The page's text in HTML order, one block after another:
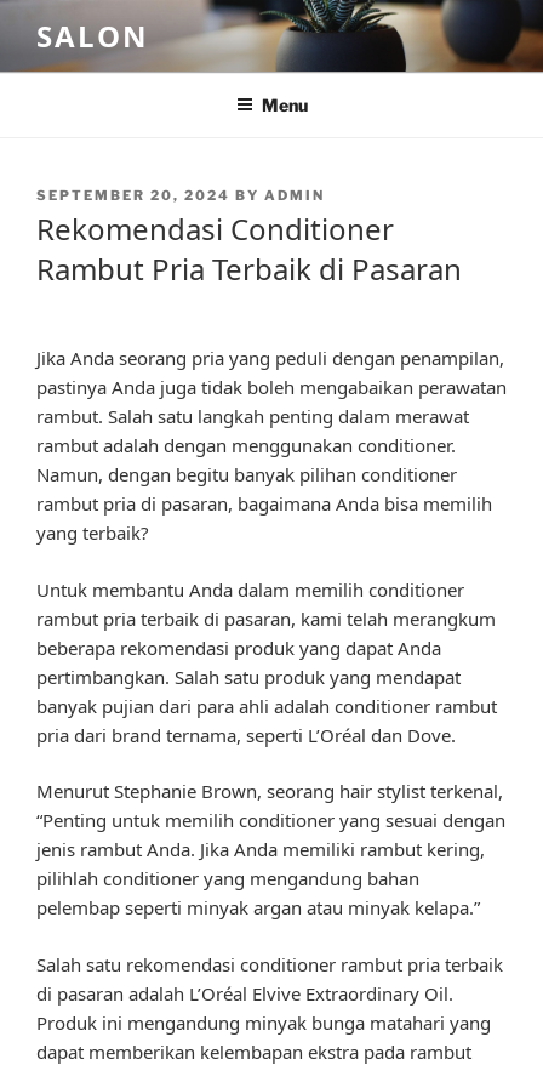
content
SALON
Menu
POSTED
SEPTEMBER 20, 2024 BY ADMIN
Rekomendasi Conditioner
Rambut Pria Terbaik di Pasaran
Jika Anda seorang pria yang peduli dengan penampilan,
pastinya Anda juga tidak boleh mengabaikan perawatan
rambut. Salah satu langkah penting dalam merawat
rambut adalah dengan menggunakan conditioner.
Namun, dengan begitu banyak pilihan conditioner
rambut pria di pasaran, bagaimana Anda bisa memilih
yang terbaik?
Untuk membantu Anda dalam memilih conditioner
rambut pria terbaik di pasaran, kami telah merangkum
beberapa rekomendasi produk yang dapat Anda
pertimbangkan. Salah satu produk yang mendapat
banyak pujian dari para ahli adalah conditioner rambut
pria dari brand ternama, seperti L’Oréal dan Dove.
Menurut Stephanie Brown, seorang hair stylist terkenal,
“Penting untuk memilih conditioner yang sesuai dengan
jenis rambut Anda. Jika Anda memiliki rambut kering,
pilihlah conditioner yang mengandung bahan
pelembap seperti minyak argan atau minyak kelapa.”
Salah satu rekomendasi conditioner rambut pria terbaik
di pasaran adalah L’Oréal Elvive Extraordinary Oil.
Produk ini mengandung minyak bunga matahari yang
dapat memberikan kelembapan ekstra pada rambut